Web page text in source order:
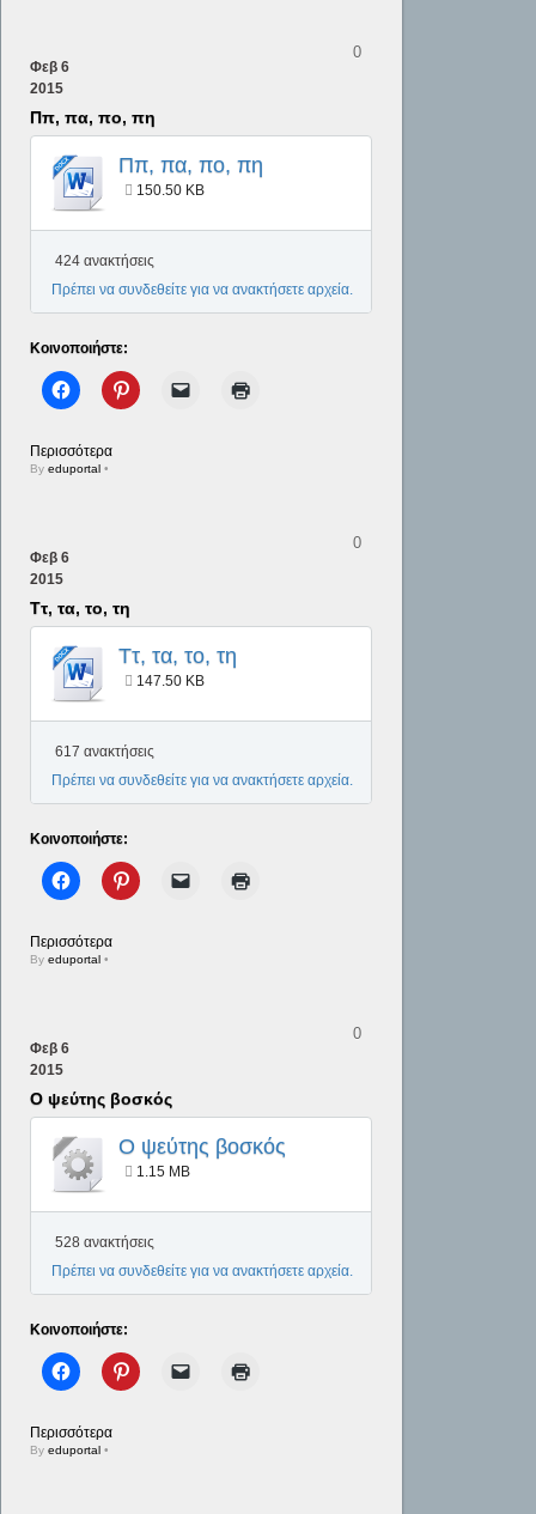
Φεβ 6
2015
Ππ, πα, πο, πη
Ππ, πα, πο, πη
150.50 KB
424 ανακτήσεις
Πρέπει να συνδεθείτε για να ανακτήσετε αρχεία.
Κοινοποιήστε:
Περισσότερα
Byeduportal •
0
Φεβ 6
2015
Ττ, τα, το, τη
Ττ, τα, το, τη
147.50 KB
617 ανακτήσεις
Πρέπει να συνδεθείτε για να ανακτήσετε αρχεία.
Κοινοποιήστε:
Περισσότερα
Byeduportal •
0
Φεβ 6
2015
Ο ψεύτης βοσκός
Ο ψεύτης βοσκός
1.15 MB
528 ανακτήσεις
Πρέπει να συνδεθείτε για να ανακτήσετε αρχεία.
Κοινοποιήστε:
Περισσότερα
Byeduportal •
0